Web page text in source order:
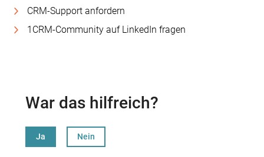
CRM-Support anfordern
1CRM-Community auf LinkedIn fragen
War das hilfreich?
Ja Nein